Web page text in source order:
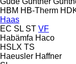
HBM HB‑Therm
Haas
EC SL ST VF
Habämfa Haco
HSLX TS
Haeusler Haffner